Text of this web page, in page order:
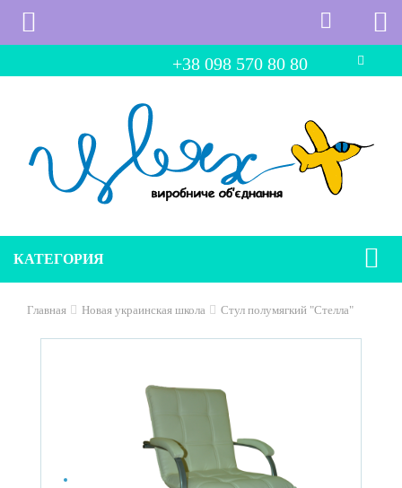
+38 098 570 80 80
КАТЕГОРИЯ
Главная Новая украинская школа Стул полумягкий "Стелла"